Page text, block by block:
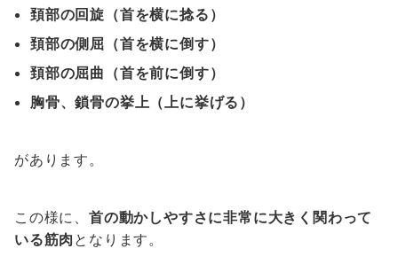
頚部の回旋（首を横に捻る）
頚部の側屈（首を横に倒す）
頚部の屈曲（首を前に倒す）
胸骨、鎖骨の挙上（上に挙げる）
があります。
この様に、 首の動かしやすさに非常に大きく関わって
いる筋肉 となります。